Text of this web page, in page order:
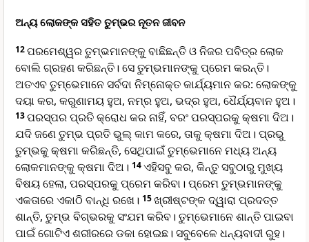
ଅନ୍ୟ ଲୋକଙ୍କ ସହିତ ତୁମ୍ଭର ନୂତନ ଜୀବନ
12ପରମେଶ୍ୱର ତୁମ୍ଭମାନଙ୍କୁ ବାଛିଛନ୍ତି ଓ ନିଜର ପବିତ୍ର ଲୋକ
ବୋଲି ଗ୍ରହଣ କରିଛନ୍ତି। ସେ ତୁମ୍ଭମାନଙ୍କୁ ପ୍ରେମ କରନ୍ତି।
ଅତଏବ ତୁମ୍ଭେମାନେ ସର୍ବଦା ନିମ୍ନୋକ୍ତ କାର୍ଯ୍ୟମାନ କର: ଲୋକଙ୍କୁ
ଦୟା କର, କରୁଣାମୟ ହୁଅ, ନମ୍ର ହୁଅ, ଭଦ୍ର ହୁଅ, ଧୈର୍ଯ୍ୟବାନ ହୁଅ।
13ପରସ୍ପର ପ୍ରତି କ୍ରୋଧ କର ନାହିଁ, ବରଂ ପରସ୍ପରକୁ କ୍ଷମା ଦିଅ।
ଯଦି ଜଣେ ତୁମ୍ଭ ପ୍ରତି ଭୁଲ୍ କାମ କରେ, ତାକୁ କ୍ଷମା ଦିଅ। ପ୍ରଭୁ
ତୁମ୍ଭକୁ କ୍ଷମା କରିଛନ୍ତି, ସେଥିପାଇଁ ତୁମ୍ଭେମାନେ ମଧ୍ୟ ଅନ୍ୟ
ଲୋକମାନଙ୍କୁ କ୍ଷମା ଦିଅ। 14ଏହିସବୁ କର, କିନ୍ତୁ ସବୁଠାରୁ ମୁଖ୍ୟ
ବିଷୟ ହେଲା, ପରସ୍ପରକୁ ପ୍ରେମ କରିବା। ପ୍ରେମ ତୁମ୍ଭମାନଙ୍କୁ
ଏକତାରେ ଏକାଠି ବାନ୍ଧି ରଖେ। 15ଖ୍ରୀଷ୍ଟଙ୍କ ଦ୍ୱାରା ପ୍ରଦତ୍ତ
ଶାନ୍ତି, ତୁମ୍ଭ ବିଗ୍ଭରକୁ ସଂଯମ କରିବ। ତୁମ୍ଭେମାନେ ଶାନ୍ତି ପାଇବା
ପାଇଁ ଗୋଟିଏ ଶରୀରରେ ଡକା ହୋଇଛ। ସବୁବେଳେ ଧନ୍ୟବାଦୀ ରୁହ।